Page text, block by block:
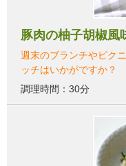
豚肉の柚子胡椒風
週末のブランチやピク
ッチはいかがですか？
調理時間：30分